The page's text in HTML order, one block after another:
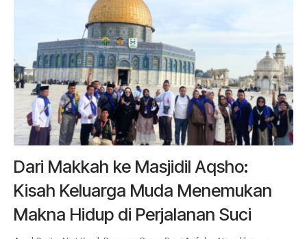
Dari Makkah ke Masjidil Aqsho:
Kisah Keluarga Muda Menemukan
Makna Hidup di Perjalanan Suci